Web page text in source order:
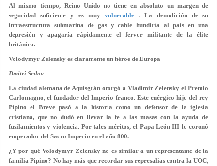
Al mismo tiempo, Reino Unido no tiene en absoluto un margen de
seguridad suficiente y es muy vulnerable
. La demolición de su
infraestructura submarina de gas y cable hundiría al país en una
depresión y apagaría rápidamente el fervor militante de la élite
británica.
Volodymyr Zelensky es claramente un héroe de Europa
Dmitri Sedov
La ciudad alemana de Aquisgrán otorgó a Vladimir Zelensky el Premio
Carlomagno, el fundador del Imperio franco. Este enérgico hijo del rey
Pipino el Breve pasó a la historia como un defensor de la iglesia
cristiana, que no dudó en llevar la fe a las masas con la ayuda de
fusilamientos y violencia. Por tales méritos, el Papa León III lo coronó
emperador del Sacro Imperio en el año 800.
¿Y por qué Volodymyr Zelensky no es similar a un representante de la
familia Pipino? No hay más que recordar sus represalias contra la UOC,